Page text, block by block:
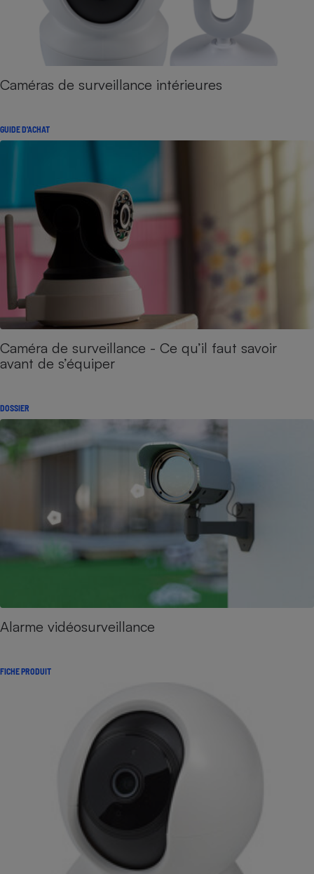
Caméras de surveillance intérieures
GUIDE D'ACHAT
Caméra de surveillance - Ce qu’il faut savoir
avant de s’équiper
DOSSIER
Alarme vidéosurveillance
FICHE PRODUIT